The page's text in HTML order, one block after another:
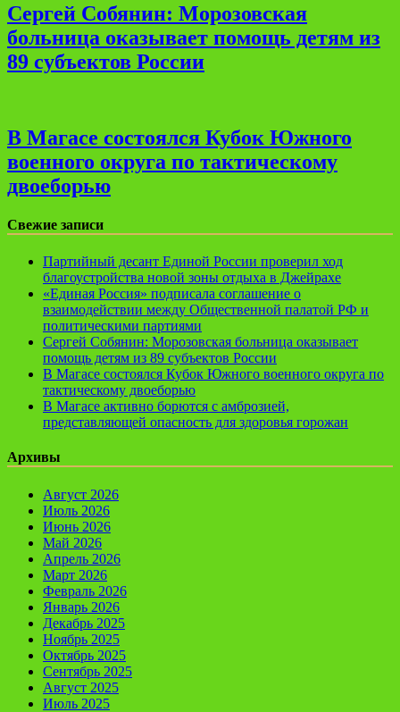
Сергей Собянин: Морозовская
больница оказывает помощь детям из
89 субъектов России
В Магасе состоялся Кубок Южного
военного округа по тактическому
двоеборью
Свежие записи
Партийный десант Единой России проверил ход
благоустройства новой зоны отдыха в Джейрахе
«Единая Россия» подписала соглашение о
взаимодействии между Общественной палатой РФ и
политическими партиями
Сергей Собянин: Морозовская больница оказывает
помощь детям из 89 субъектов России
В Магасе состоялся Кубок Южного военного округа по
тактическому двоеборью
В Магасе активно борются с амброзией,
представляющей опасность для здоровья горожан
Архивы
Август 2026
Июль 2026
Июнь 2026
Май 2026
Апрель 2026
Март 2026
Февраль 2026
Январь 2026
Декабрь 2025
Ноябрь 2025
Октябрь 2025
Сентябрь 2025
Август 2025
Июль 2025